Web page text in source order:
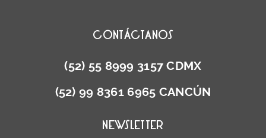
CONTÁCTANOS
(52) 55 8999 3157 CDMX
(52) 99 8361 6965 CANCÚN
NEWSLETTER